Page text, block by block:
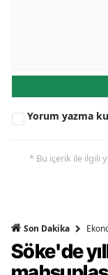
Yorum yazma
* Bu içerik ile ilgili
Son Dakika
Söke'de